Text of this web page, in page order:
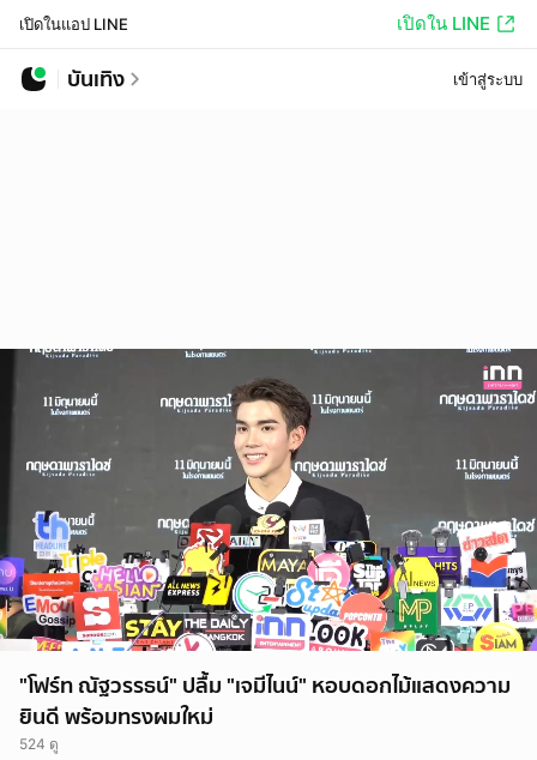
เปิดในแอป LINE เปิดใน LINE
บันเทิง เข้าสู่ระบบ
"โฟร์ท ณัฐวรรธน์" ปลื้ม "เจมีไนน์" หอบดอกไม้แสดงความ
ยินดี พร้อมทรงผมใหม่
524 ดู